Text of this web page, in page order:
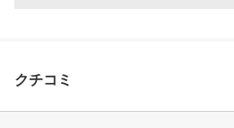
クチコミ